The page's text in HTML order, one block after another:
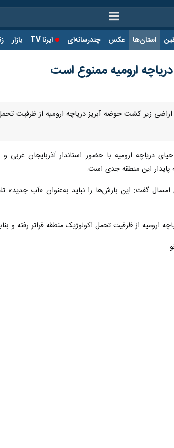
استان‌ها عکس چندرسانه‌ای ایرنا TV بازار
ارومیه ممنوع است
زیر کشت حوضه آبریز دریاچه ارومیه از ظرفیت تحمل
دریاچه ارومیه با حضور استاندار آذربایجان غربی و
پایدار این منطقه جدی است.
گفت: این بارش‌ها را نباید به‌عنوان «آب جدید»
ارومیه از ظرفیت تحمل اکولوژیک منطقه فراتر رفته و
و اسناد بالادستی کشور در برخی موارد متعارض